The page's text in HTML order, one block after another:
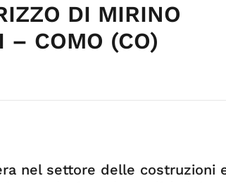
DI MIRINO
– COMO (CO)
nel settore delle costruzioni